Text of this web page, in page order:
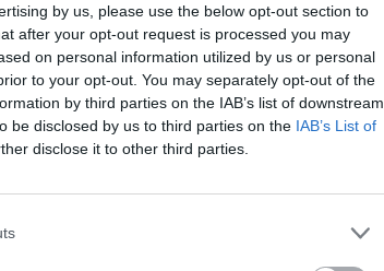
by us, please use the below opt-out section to
after your opt-out request is processed you may
on personal information utilized by us or personal
to your opt-out. You may separately opt-out of the
by third parties on the IAB’s list of downstream
be disclosed by us to third parties on the IAB’s List of
disclose it to other third parties.
gyára